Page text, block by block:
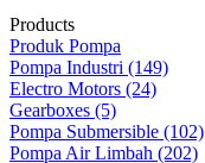
Products
Produk Pompa
Pompa Industri (149)
Electro Motors (24)
Gearboxes (5)
Pompa Submersible (102)
Pompa Air Limbah (202)